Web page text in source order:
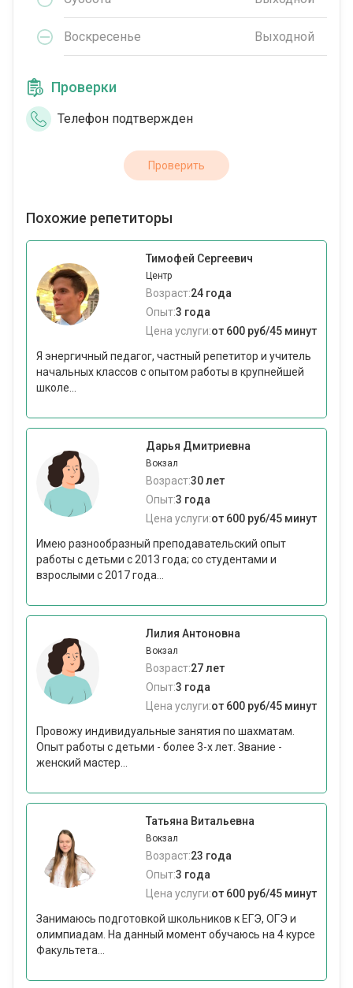
Воскресенье Выходной
Проверки
Телефон подтвержден
Проверить
Похожие репетиторы
Тимофей Сергеевич
Центр
Возраст:24 года
Опыт:3 года
Цена услуги:от 600 руб/45 минут
Я энергичный педагог, частный репетитор и учитель
начальных классов с опытом работы в крупнейшей
школе...
Дарья Дмитриевна
Вокзал
Возраст:30 лет
Опыт:3 года
Цена услуги:от 600 руб/45 минут
Имею разнообразный преподавательский опыт
работы с детьми с 2013 года; со студентами и
взрослыми с 2017 года...
Лилия Антоновна
Вокзал
Возраст:27 лет
Опыт:3 года
Цена услуги:от 600 руб/45 минут
Провожу индивидуальные занятия по шахматам.
Опыт работы с детьми - более 3-х лет. Звание -
женский мастер...
Татьяна Витальевна
Вокзал
Возраст:23 года
Опыт:3 года
Цена услуги:от 600 руб/45 минут
Занимаюсь подготовкой школьников к ЕГЭ, ОГЭ и
олимпиадам. На данный момент обучаюсь на 4 курсе
Факультета...